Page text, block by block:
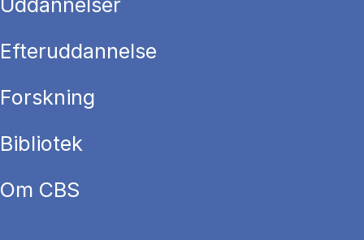
Uddannelser
Efteruddannelse
Forskning
Bibliotek
Om CBS